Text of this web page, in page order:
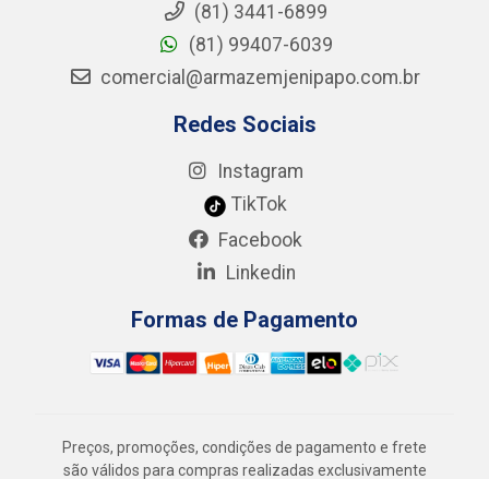
(81) 3441-6899
(81) 99407-6039
comercial@armazemjenipapo.com.br
Redes Sociais
Instagram
TikTok
Facebook
Linkedin
Formas de Pagamento
Preços, promoções, condições de pagamento e frete
são válidos para compras realizadas exclusivamente